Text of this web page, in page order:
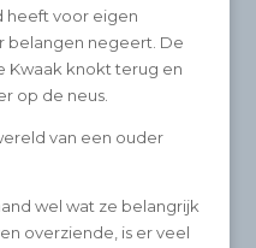
heeft voor eigen
belangen negeert. De
Kwaak knokt terug en
op de neus.
van een ouder
wel wat ze belangrijk
overziende, is er veel